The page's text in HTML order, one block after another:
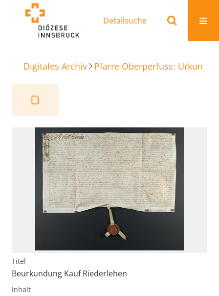
Detailsuche
Digitales Archiv Pfarre Oberperfuss: Urkunden
Titel
Beurkundung Kauf Riederlehen
Inhalt